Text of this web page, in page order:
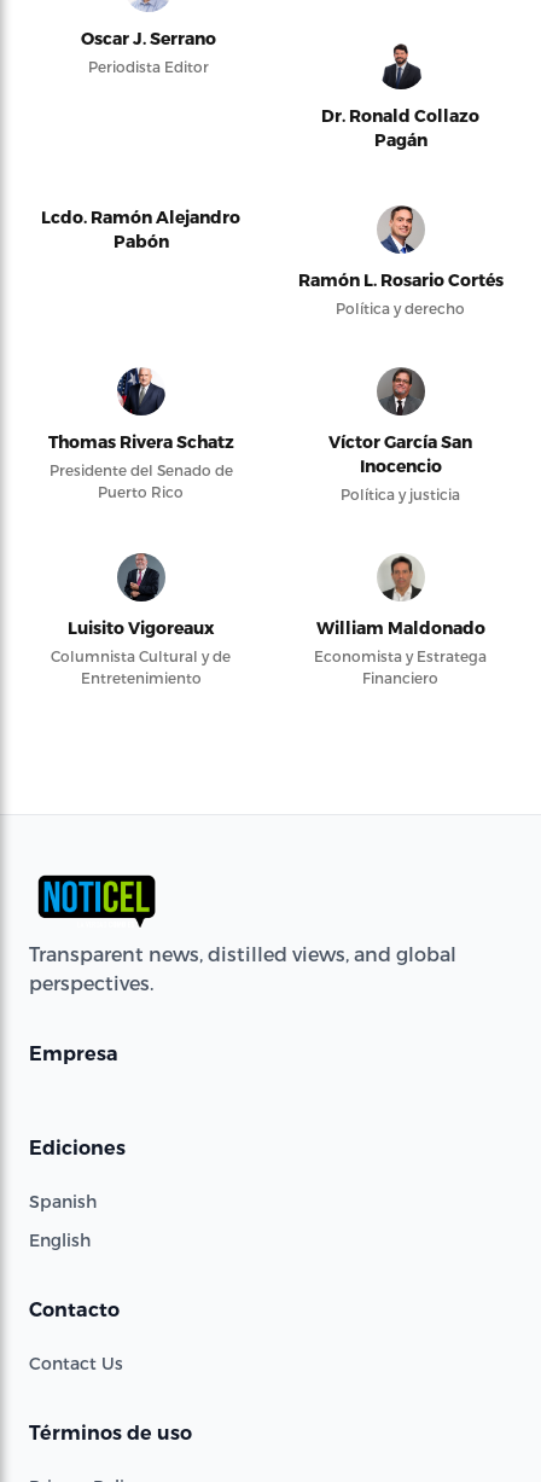
Oscar J. Serrano
Periodista Editor
Dr. Ronald Collazo
Pagán
Lcdo. Ramón Alejandro
Pabón
Ramón L. Rosario Cortés
Política y derecho
Thomas Rivera Schatz
Presidente del Senado de
Puerto Rico
Víctor García San
Inocencio
Política y justicia
Luisito Vigoreaux
Columnista Cultural y de
Entretenimiento
William Maldonado
Economista y Estratega
Financiero
Transparent news, distilled views, and global
perspectives.
Empresa
Ediciones
Spanish
English
Contacto
Contact Us
Términos de uso